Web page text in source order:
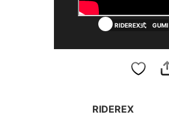
RIDEREX式 GUMI
RIDEREX